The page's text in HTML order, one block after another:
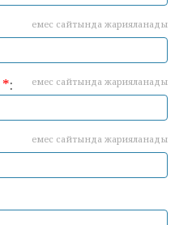
емес сайтында жарияланады
*: емес сайтында жарияланады
емес сайтында жарияланады